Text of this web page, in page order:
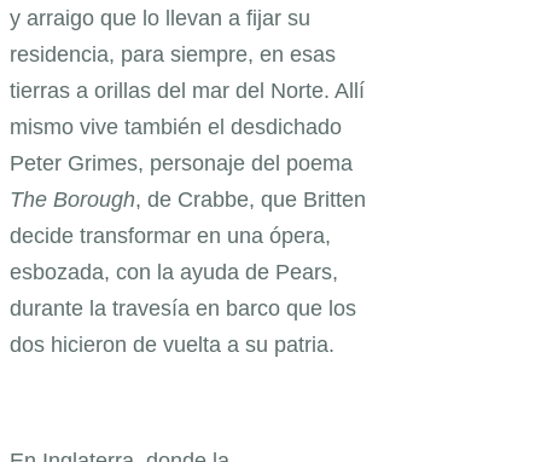
y arraigo que lo llevan a fijar su
residencia, para siempre, en esas
tierras a orillas del mar del Norte. Allí
mismo vive también el desdichado
Peter Grimes, personaje del poema
The Borough, de Crabbe, que Britten
decide transformar en una ópera,
esbozada, con la ayuda de Pears,
durante la travesía en barco que los
dos hicieron de vuelta a su patria.